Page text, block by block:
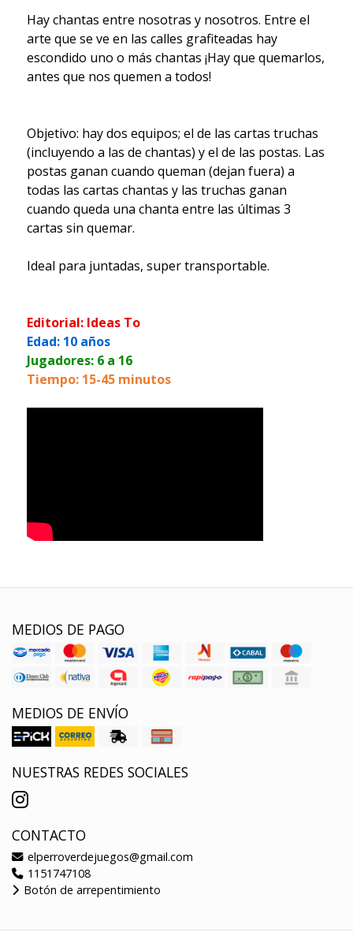
Hay chantas entre nosotras y nosotros. Entre el
arte que se ve en las calles grafiteadas hay
escondido uno o más chantas ¡Hay que quemarlos,
antes que nos quemen a todos!
Objetivo: hay dos equipos; el de las cartas truchas
(incluyendo a las de chantas) y el de las postas. Las
postas ganan cuando queman (dejan fuera) a
todas las cartas chantas y las truchas ganan
cuando queda una chanta entre las últimas 3
cartas sin quemar.
Ideal para juntadas, super transportable.
Editorial: Ideas To
Edad: 10 años
Jugadores: 6 a 16
Tiempo: 15-45 minutos
MEDIOS DE PAGO
MEDIOS DE ENVÍO
NUESTRAS REDES SOCIALES
CONTACTO
elperroverdejuegos@gmail.com
1151747108
Botón de arrepentimiento